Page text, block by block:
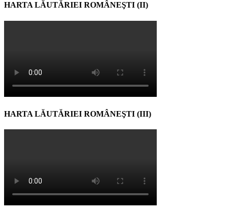
HARTA LĂUTĂRIEI ROMÂNEŞTI (II)
HARTA LĂUTĂRIEI ROMÂNEŞTI (III)